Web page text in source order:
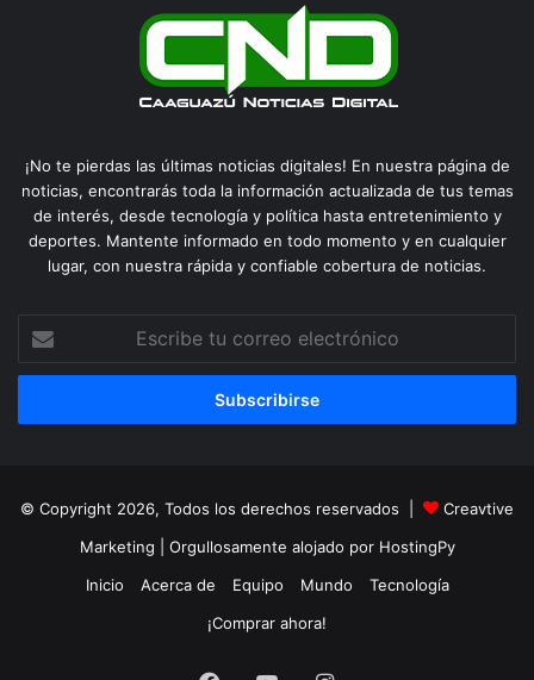
¡No te pierdas las últimas noticias digitales! En nuestra página de
noticias, encontrarás toda la información actualizada de tus temas
de interés, desde tecnología y política hasta entretenimiento y
deportes. Mantente informado en todo momento y en cualquier
lugar, con nuestra rápida y confiable cobertura de noticias.
correo
© Copyright 2026, Todos los derechos reservados |
Creavtive
Marketing | Orgullosamente alojado por HostingPy
Inicio
Acerca de Equipo Mundo
Tecnología
¡Comprar ahora!